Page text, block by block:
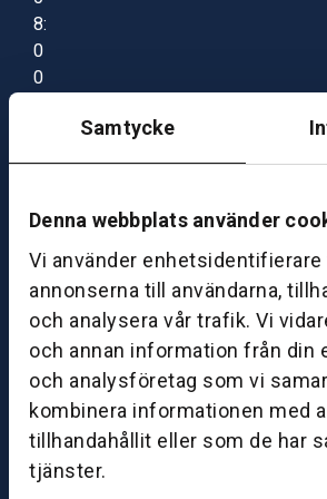
Samtycke
Denna webbplats använder
Vi använder
annonserna till användarna,
och analysera vår trafik. Vi
och annan information från din
och analysföretag som vi
kombinera informationen med
tillhandahållit eller som de har
tjänster.
8:
0
0
7:
0
B
S
k
ö
v
d